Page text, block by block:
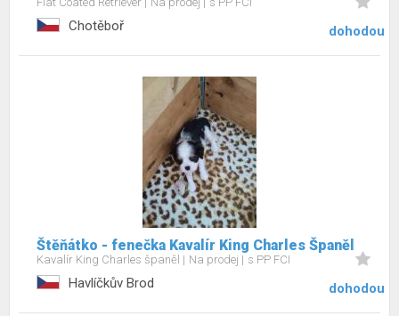
Chotěboř dohodou
Štěňátko - fenečka Kavalír King Charles Španěl
Kavalír King Charles španěl Na prodej s PP FCI
Havlíčkův Brod dohodou